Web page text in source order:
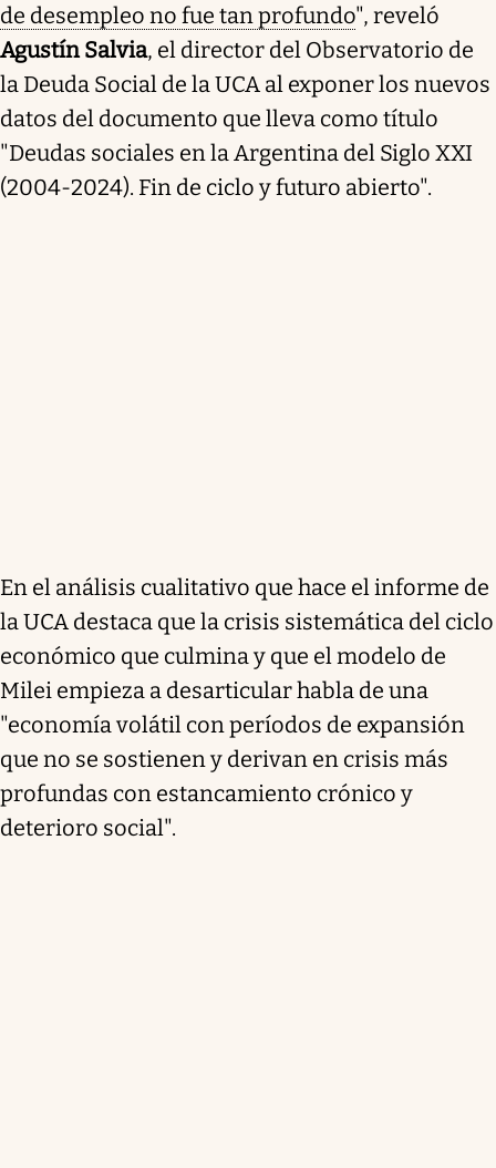
de desempleo no fue tan profundo", reveló
Agustín Salvia, el director del Observatorio de
la Deuda Social de la UCA al exponer los nuevos
datos del documento que lleva como título
"Deudas sociales en la Argentina del Siglo XXI
(2004-2024). Fin de ciclo y futuro abierto".
En el análisis cualitativo que hace el informe de
la UCA destaca que la crisis sistemática del ciclo
económico que culmina y que el modelo de
Milei empieza a desarticular habla de una
"economía volátil con períodos de expansión
que no se sostienen y derivan en crisis más
profundas con estancamiento crónico y
deterioro social".